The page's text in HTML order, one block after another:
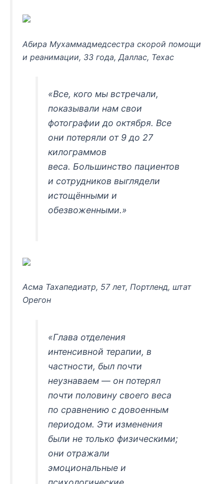
Абира Мухаммадмедсестра скорой помощи
и реанимации, 33 года, Даллас, Техас
«Все, кого мы встречали,
показывали нам свои
фотографии до октября. Все
они потеряли от 9 до 27
килограммов
веса. Большинство пациентов
и сотрудников выглядели
истощёнными и
обезвоженными.»
Асма Тахапедиатр, 57 лет, Портленд, штат
Орегон
«Глава отделения
интенсивной терапии, в
частности, был почти
неузнаваем — он потерял
почти половину своего веса
по сравнению с довоенным
периодом. Эти изменения
были не только физическими;
они отражали
эмоциональные и